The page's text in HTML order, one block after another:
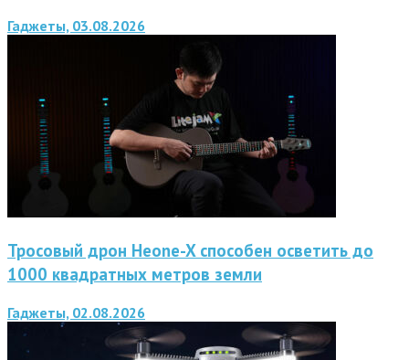
Гаджеты, 03.08.2026
Тросовый дрон Heone-X способен осветить до
1000 квадратных метров земли
Гаджеты, 02.08.2026